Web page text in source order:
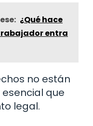
¿Qué hace
entra
no están
que
legal.